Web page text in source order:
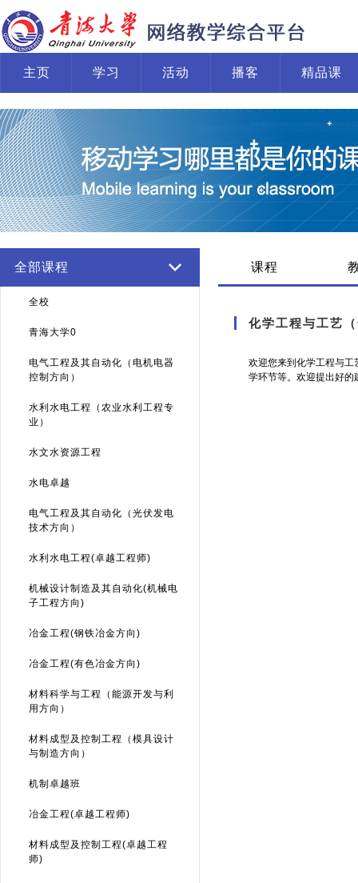
主页 学习 活动 播客 精品课
全部课程
全校
青海大学0
电气工程及其自动化（电机电器
控制方向）
水利水电工程（农业水利工程专
业）
水文水资源工程
水电卓越
电气工程及其自动化（光伏发电
技术方向）
水利水电工程(卓越工程师)
机械设计制造及其自动化(机械电
子工程方向)
冶金工程(钢铁冶金方向)
冶金工程(有色冶金方向)
材料科学与工程（能源开发与利
用方向）
材料成型及控制工程（模具设计
与制造方向）
机制卓越班
冶金工程(卓越工程师)
材料成型及控制工程(卓越工程
师)
课程
化学工程与工艺
欢迎您来到化学工程与
学环节等。欢迎提出好